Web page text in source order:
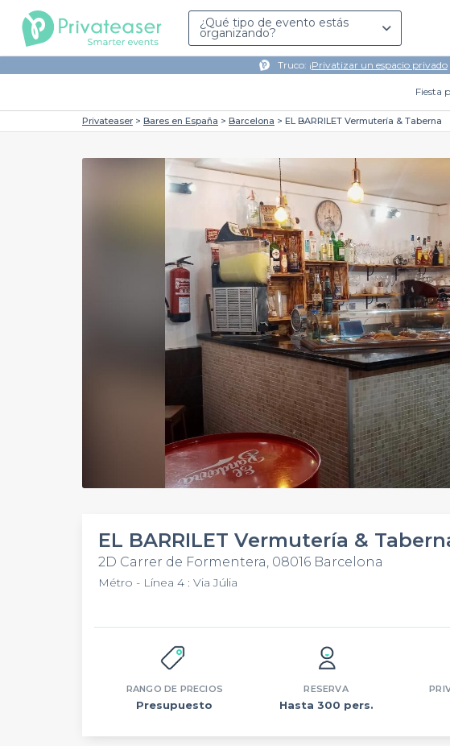
¿Qué tipo de evento estás
organizando?
Truco: ¡Privatizar un espacio privado
Fiesta
Privateaser Bares en España Barcelona EL BARRILET Vermutería & Taberna
EL BARRILET Vermutería &
2D Carrer de Formentera, 08016 Barcelona
Métro - Línea 4 : Via Júlia
RANGO DE PRECIOS
Presupuesto
RESERVA
Hasta 300 pers.